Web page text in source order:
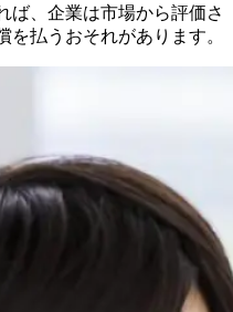
ば、企業は市場から評価さ
払うおそれがあります。